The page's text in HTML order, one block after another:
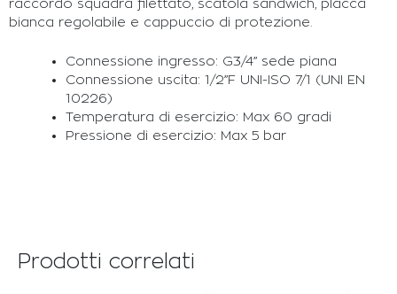
raccordo squadra filettato, scatola sandwich, placca
bianca regolabile e cappuccio di protezione.
Connessione ingresso: G3/4” sede piana
Connessione uscita: 1/2”F UNI-ISO 7/1 (UNI EN
10226)
Temperatura di esercizio: Max 60 gradi
Pressione di esercizio: Max 5 bar
Prodotti correlati